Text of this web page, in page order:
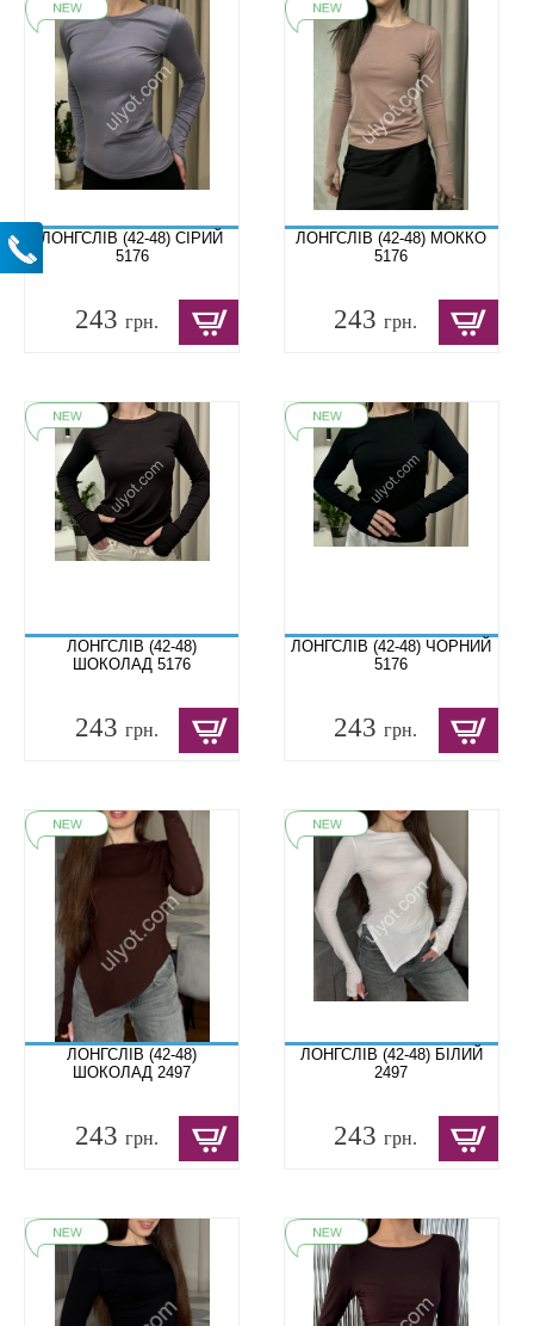
ЛОНГСЛІВ (42-48) СІРИЙ
5176
243 грн.
ЛОНГСЛІВ (42-48) МОККО
5176
243грн.
ЛОНГСЛІВ (42-48)
ШОКОЛАД 5176
243 грн.
ЛОНГСЛІВ (42-48) ЧОРНИЙ
5176
243грн.
ЛОНГСЛІВ (42-48)
ШОКОЛАД 2497
243 грн.
ЛОНГСЛІВ (42-48) БІЛИЙ
2497
243грн.